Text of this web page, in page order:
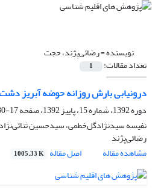
نویسنده =رضائی‌پژند، حجت
تعداد مقالات: 1
درونیابی بارش روزانه حوضه آبریز
دوره 1392، شماره 15، پاییز 1392، صفحه
17-30
نفیسه سیدنژادگل‌خطمی، سیدحسین
رضائی‌پژند
مشاهده مقاله
اصل مقاله 1005.33 K